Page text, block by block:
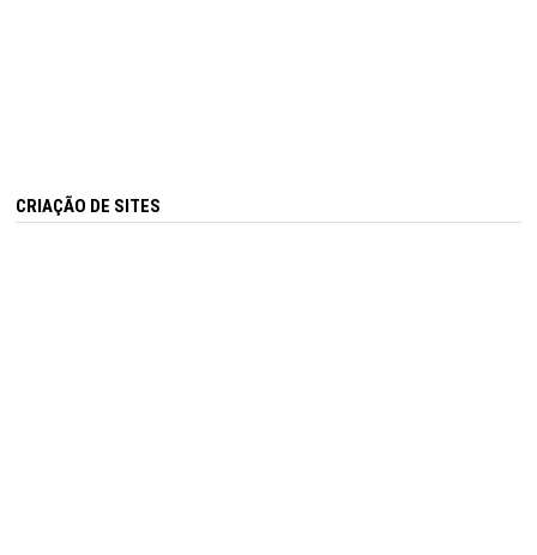
CRIAÇÃO DE SITES